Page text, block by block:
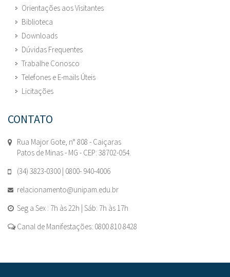
Orientações aos Visitantes
Biblioteca
Downloads
Dúvidas Frequentes
Trabalhe Conosco
Telefones e E-mails Úteis
Licitações
CONTATO
Rua Major Gote, n° 808 - Caiçaras
Patos de Minas - MG - CEP: 38702-054.
(34) 3823-0300 | 0800- 940-4006
relacionamento@unipam.edu.br
Seg a Sex : 7h às 22h | Sáb: 7h às 17h
Canal de Manifestações: 0800 810 8428